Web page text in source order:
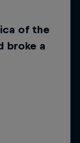
of the
broke a
in
in